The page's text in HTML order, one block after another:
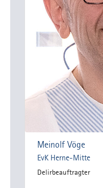
Meinolf Vöge
EvK Herne-Mitte
Delirbeauftragter